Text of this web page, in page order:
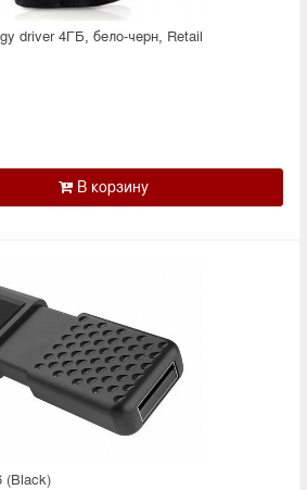
driver 4ГБ, бело-черн, Retail
(Black)